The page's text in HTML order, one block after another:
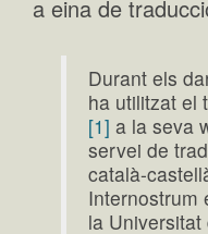
a eina de
Durant els
ha utilitzat el
[1] a la seva
servei de
català-
Internostrum
la Universitat